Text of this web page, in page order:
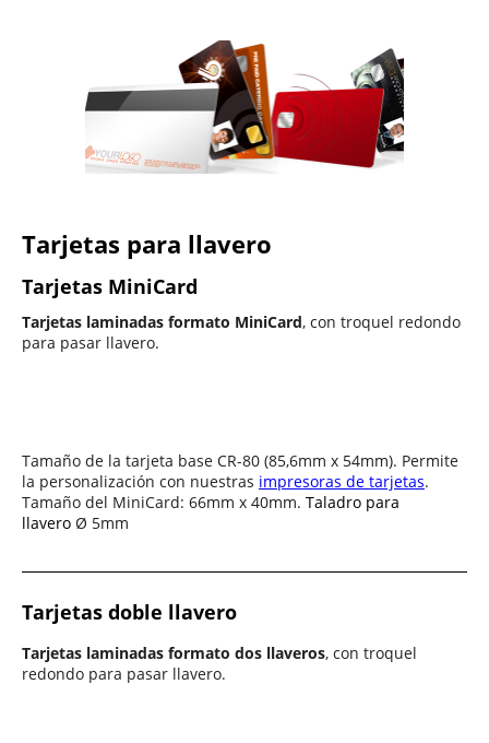
Tarjetas para llavero
Tarjetas MiniCard
Tarjetas laminadas formato MiniCard, con troquel redondo
para pasar llavero.
Tamaño de la tarjeta base CR-80 (85,6mm x 54mm). Permite
la personalización con nuestras impresoras de tarjetas.
Tamaño del MiniCard: 66mm x 40mm. Taladro para
llavero Ø 5mm
Tarjetas doble llavero
Tarjetas laminadas formato dos llaveros, con troquel
redondo para pasar llavero.